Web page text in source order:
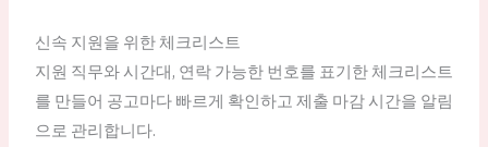
신속 지원을 위한 체크리스트
지원 직무와 시간대, 연락 가능한 번호를 표기한 체크리스트
를 만들어 공고마다 빠르게 확인하고 제출 마감 시간을 알림
으로 관리합니다.